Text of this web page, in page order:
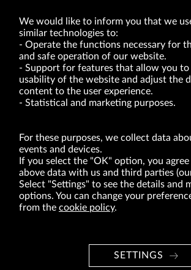
VRG S.A. | 10 Pilotów Street | 31-462
Tax Identification Number: 675-000-03-
District Court for Kraków-Śródmieście in
XI Economic Department of the National Court Register
of act of 8.03.2013 on combating excessive late payment in
(Journal of Laws of 2019, item 118 as
BRANDS
We would like to inform you that we
similar technologies to:
Operate the functions necessary for
and safe operation of our website.
Support for features that allow you to
usability of the website and adjust the
content to the user experience.
Statistical and marketing purposes.
For these purposes, we collect data
events and devices.
If you select the "OK" option, you
above data with us and third parties
Select "Settings" to see the details and
options. You can change your
from the cookie policy.
SETTINGS